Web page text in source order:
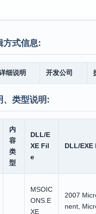
方式信息:
细说明 开发公司
、类型说明:
内
容
类
型
DLL/E
XE Fil
e
DLL/EXE
MSOIC
ONS.E
XE
2007
nent,